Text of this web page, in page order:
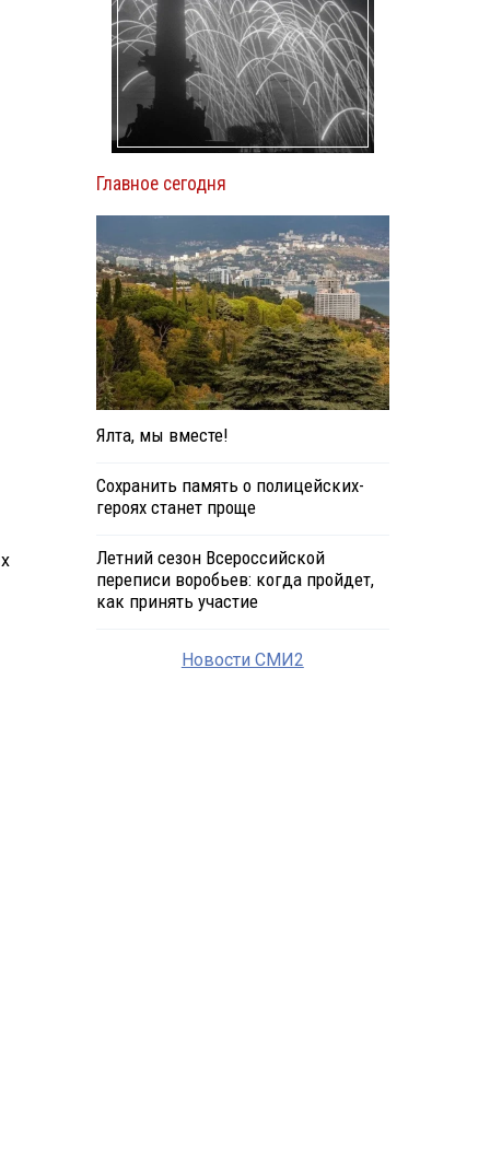
Главное сегодня
Ялта, мы вместе!
Сохранить память о полицейских-
героях станет проще
Летний сезон Всероссийской
переписи воробьев: когда пройдет,
как принять участие
Новости СМИ2